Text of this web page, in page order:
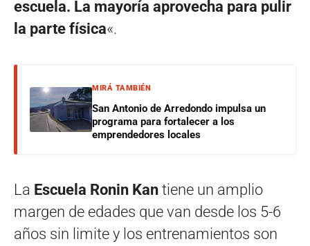
escuela. La mayoría aprovecha para pulir
la parte física«.
MIRÁ TAMBIÉN
San Antonio de Arredondo impulsa un
programa para fortalecer a los
emprendedores locales
La Escuela Ronin Kan tiene un amplio
margen de edades que van desde los 5-6
años sin limite y los entrenamientos son